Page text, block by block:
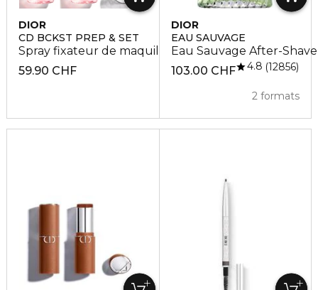
DIOR
CD BCKST PREP & SET
Spray fixateur de maquillage
59.90 CHF
DIOR
EAU SAUVAGE
Eau Sauvage After-
103.00 CHF
2 formats
4.8 12856